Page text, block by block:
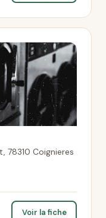
78310 Coignieres
Voir la fiche